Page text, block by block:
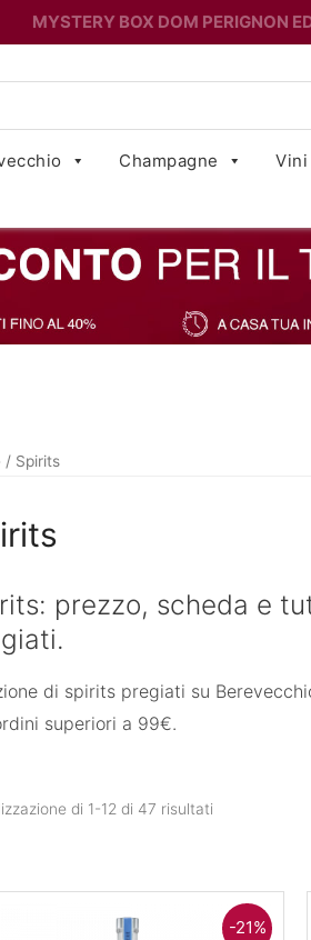
MYSTERY BOX DOM PERIGNON
Champagne Vini
/ Spirits
prezzo, scheda e
di spirits pregiati su
superiori a 99€.
di 1-12 di 47 risultati
-21%